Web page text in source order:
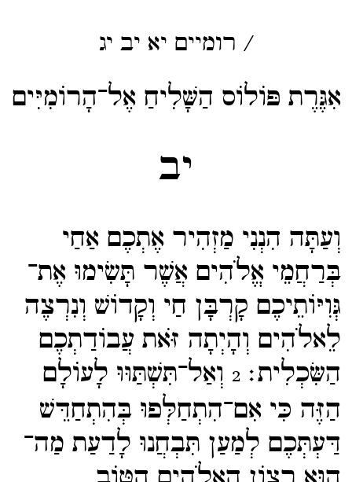
/ רומיים יא יב יג
אִגֶּרֶת פּוֹלוֹס הַשָּׁלִיחַ אֶל־הָרוֹמִיִּים
יב
וְעַתָּה הִנְנִי מַזְהִיר אֶתְכֶם אַחַי
בְּרַחֲמֵי אֱלֹהִים אֲשֶׁר תָּשִׂימוּ אֶת־​
גְּוִיּוֹתֵיכֶם קָרְבָּן חַי וְקָדוֹשׁ וְנִרְצֶה
לֵאלֹהִים וְהָיְתָה זֹּאת עֲבוֹדַתְכֶם
הַשִּׂכְלִית׃2 וְאַל־​תִּשְׁתַּוּוּ לָעוֹלָם
הַזֶּה כִּי אִם־​הִתְחַלְּפוּ בְּהִתְחַדֵּשׁ
דַּעְתְּכֶם לְמַעַן תִּבְחֲנוּ לָדַעַת מַה־​